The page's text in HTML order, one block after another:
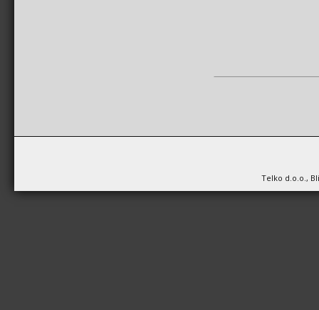
Telko d.o.o.,